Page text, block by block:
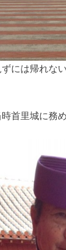
には帰れない
首里城に務